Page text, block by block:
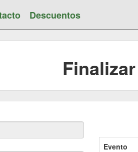
Descuentos
Evento